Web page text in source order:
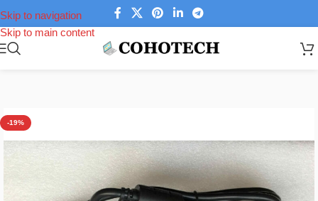
Skip to navigation
Skip to main content
-19%